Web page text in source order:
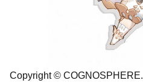
Copyright © COGNOSPHERE.